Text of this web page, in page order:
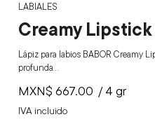
LABIALES
Creamy
Lápiz para labios BABOR Creamy
profunda…
MXN$ 667.00
IVA incluido
/ 4 gr